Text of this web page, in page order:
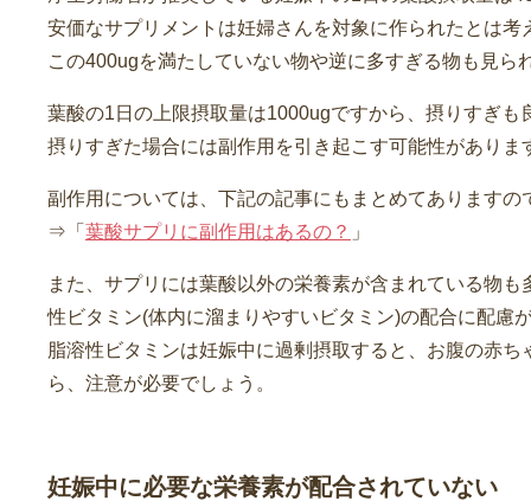
安価なサプリメントは妊婦さんを対象に作られたとは
この400ugを満たしていない物や逆に多すぎる物も見ら
葉酸の1日の上限摂取量は1000ugですから、摂りすぎも
摂りすぎた場合には副作用を引き起こす可能性がありま
副作用については、下記の記事にもまとめてありますの
⇒「 葉酸サプリに副作用はあるの？ 」
また、サプリには葉酸以外の栄養素が含まれている物
性ビタミン(体内に溜まりやすいビタミン)の配合に配慮
脂溶性ビタミンは妊娠中に過剰摂取すると、お腹の赤
ら、注意が必要でしょう。
妊娠中に必要な栄養素が配合されていない